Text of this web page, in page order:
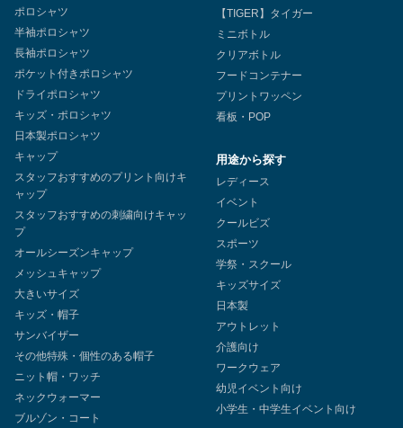
ポロシャツ
半袖ポロシャツ
長袖ポロシャツ
ポケット付きポロシャツ
ドライポロシャツ
キッズ・ポロシャツ
日本製ポロシャツ
キャップ
スタッフおすすめのプリント向けキ
ャップ
スタッフおすすめの刺繍向けキャッ
プ
オールシーズンキャップ
メッシュキャップ
大きいサイズ
キッズ・帽子
サンバイザー
その他特殊・個性のある帽子
ニット帽・ワッチ
ネックウォーマー
ブルゾン・コート
【TIGER】タイガー
ミニボトル
クリアボトル
フードコンテナー
プリントワッペン
看板・POP
用途から探す
レディース
イベント
クールビズ
スポーツ
学祭・スクール
キッズサイズ
日本製
アウトレット
介護向け
ワークウェア
幼児イベント向け
小学生・中学生イベント向け